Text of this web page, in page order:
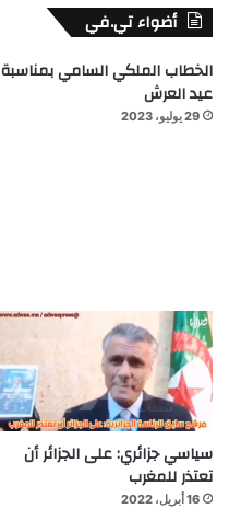
أضواء تي.في
الخطاب الملكي السامي بمناسبة
عيد العرش
29 يوليو، 2023
سياسي جزائري: على الجزائر أن
تعتذر للمغرب
16 أبريل، 2022